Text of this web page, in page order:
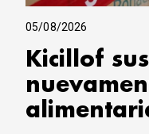
05/08/2026
Kicillof